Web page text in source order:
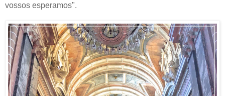
vossos esperamos".